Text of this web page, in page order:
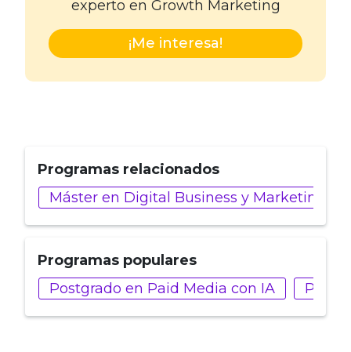
experto en Growth Marketing
¡Me interesa!
Programas relacionados
Máster en Digital Business y Marketing
Programas populares
Postgrado en Paid Media con IA